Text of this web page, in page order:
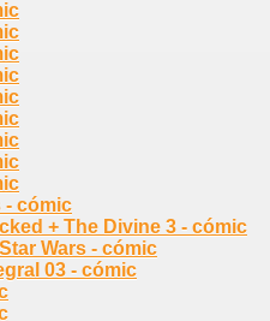
- cómic
+ The Divine 3 - cómic
Wars - cómic
03 - cómic